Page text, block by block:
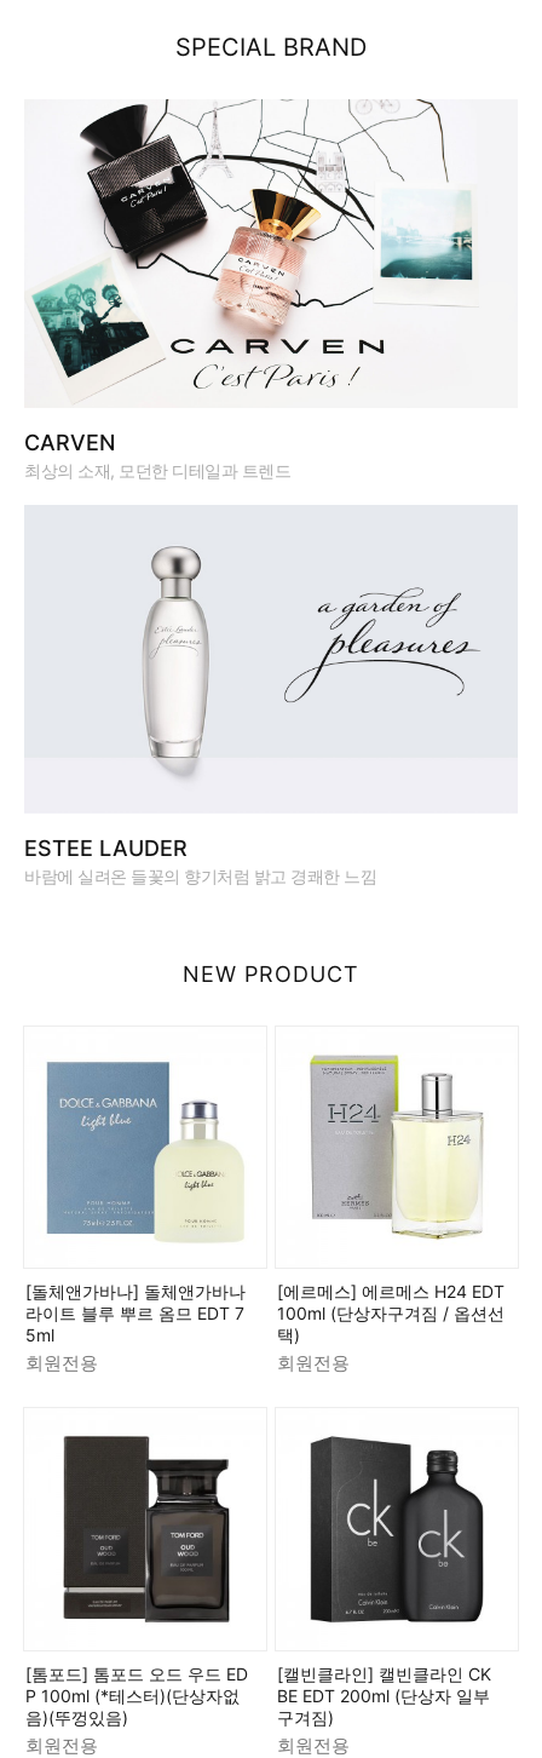
SPECIAL BRAND
CARVEN
최상의 소재, 모던한 디테일과 트렌드
ESTEE LAUDER
바람에 실려온 들꽃의 향기처럼 밝고 경쾌한 느낌
NEW PRODUCT
[돌체앤가바나] 돌체앤가바나
라이트 블루 뿌르 옴므 EDT 7
5ml
회원전용
[에르메스] 에르메스 H24 EDT
100ml (단상자구겨짐 / 옵션선
택)
회원전용
[톰포드] 톰포드 오드 우드 ED
P 100ml (*테스터)(단상자없
음)(뚜껑있음)
회원전용
[캘빈클라인] 캘빈클라인 CK
BE EDT 200ml (단상자 일부
구겨짐)
회원전용